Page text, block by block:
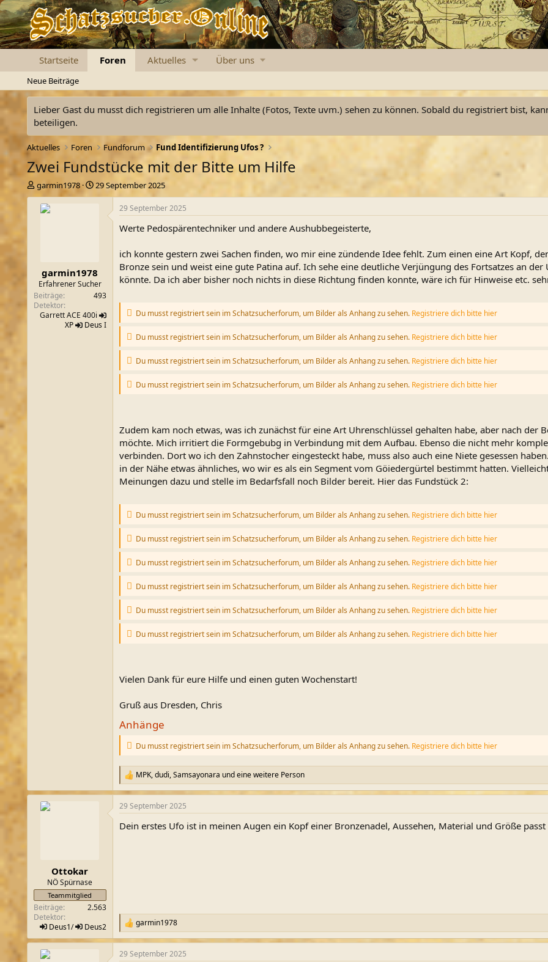
Startseite Foren Aktuelles Über uns
Neue Beiträge
Lieber Gast du musst dich registrieren um alle Inhalte (Fotos, Texte uvm.) sehen zu können. Sobald du registriert bist,
beteiligen.
Aktuelles Foren Fundforum Fund Identifizierung Ufos ?
Zwei Fundstücke mit der Bitte um Hilfe
E
r
garmin1978
E
r
a
m
29 September 2025
garmin1978
Erfahrener Sucher
Beiträge
493
Detektor
Garrett ACE 400i
XP
DeusI
29 September 2025
Werte Pedospärentechniker und andere Aushubbegeisterte,
ich konnte gestern zwei Sachen finden, wo mir eine zündende Idee fehlt. Zum einen eine Art Kopf,
Bronze sein und weist eine gute Patina auf. Ich sehe eine deutliche Verjüngung des Fortsatzes an
könnte. Da ich aber bisher noch nichts in diese Richtung finden konnte, wäre ich für Hinweise etc.
Du musst registriert sein im Schatzsucherforum, um Bilder als Anhang zu sehen. Registriere dich bitte hier
Du musst registriert sein im Schatzsucherforum, um Bilder als Anhang zu sehen. Registriere dich bitte hier
Du musst registriert sein im Schatzsucherforum, um Bilder als Anhang zu sehen. Registriere dich bitte hier
Du musst registriert sein im Schatzsucherforum, um Bilder als Anhang zu sehen. Registriere dich bitte hier
Zudem kam noch etwas, was ich zunächst für eine Art Uhrenschlüssel gehalten habe, aber nach der
möchte. Mich irritiert die Formgebubg in Verbindung mit dem Aufbau. Ebenso die nicht mehr
verbinden. Dort wo ich den Zahnstocher eingesteckt habe, muss also auch eine Niete gesessen
in der Nähe etwas ähnliches, wo wir es als ein Segment vom Göiedergürtel bestimmt hatten.
Meinungen dazu und stelle im Bedarfsfall noch Bilder bereit. Hier das Fundstück 2:
Du musst registriert sein im Schatzsucherforum, um Bilder als Anhang zu sehen. Registriere dich bitte hier
Du musst registriert sein im Schatzsucherforum, um Bilder als Anhang zu sehen. Registriere dich bitte hier
Du musst registriert sein im Schatzsucherforum, um Bilder als Anhang zu sehen. Registriere dich bitte hier
Du musst registriert sein im Schatzsucherforum, um Bilder als Anhang zu sehen. Registriere dich bitte hier
Du musst registriert sein im Schatzsucherforum, um Bilder als Anhang zu sehen. Registriere dich bitte hier
Du musst registriert sein im Schatzsucherforum, um Bilder als Anhang zu sehen. Registriere dich bitte hier
Vielen Dank für eure Hilfe und einen guten Wochenstart!
Gruß aus Dresden, Chris
Anhänge
Du musst registriert sein im Schatzsucherforum, um Bilder als Anhang zu sehen. Registriere dich bitte hier
R
e
a
k
i
MPK,dudi,Samsayonara und eine weitere Person
Ottokar
NÖ Spürnase
Teammitglied
Beiträge
2.563
Detektor
Deus1/ Deus2
29 September 2025
Dein erstes Ufo ist in meinen Augen ein Kopf einer Bronzenadel, Aussehen, Material und Größe
R
e
a
k
garmin1978
29 September 2025